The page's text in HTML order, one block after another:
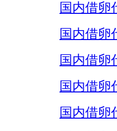
国内借卵
国内借卵
国内借卵
国内借卵
国内借卵